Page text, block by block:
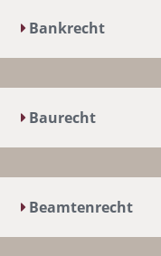
Bankrecht
Baurecht
Beamtenrecht